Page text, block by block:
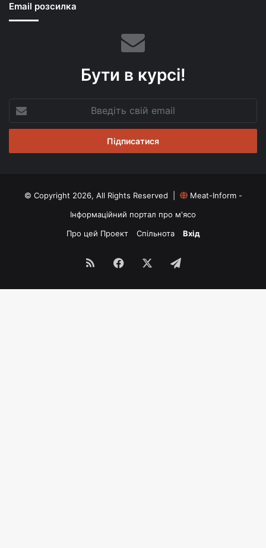
Email розсилка
Бути в курсі!
свій
email
© Copyright 2026, All Rights Reserved |
Meat-Inform -
Інформаційний портал про м'ясо
Про цей Проект
Спільнота Вхід
RSS Facebook